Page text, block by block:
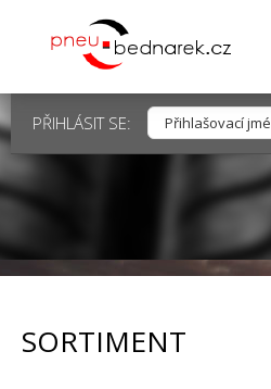
PŘIHLÁSIT SE:
SORTIMENT